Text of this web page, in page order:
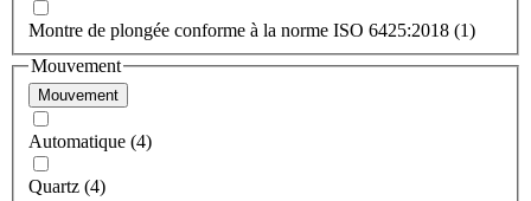
Montre de plongée conforme à la norme ISO 6425:2018 (1)
Mouvement
Mouvement
Automatique (4)
Quartz (4)